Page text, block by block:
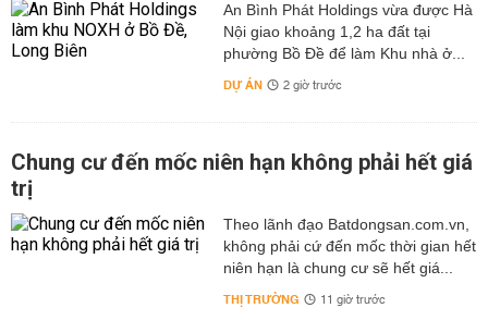
An Bình Phát Holdings vừa được Hà
Nội giao khoảng 1,2 ha đất tại
phường Bồ Đề để làm Khu nhà ở...
DỰ ÁN 2 giờ trước
Chung cư đến mốc niên hạn không phải hết giá
trị
Theo lãnh đạo Batdongsan.com.vn,
không phải cứ đến mốc thời gian hết
niên hạn là chung cư sẽ hết giá...
THỊ TRƯỜNG 11 giờ trước